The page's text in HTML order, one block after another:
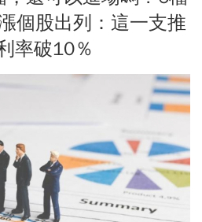
個股出列：這一支推
率破10％